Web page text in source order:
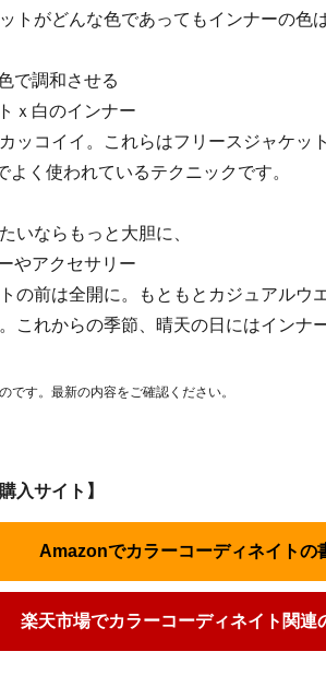
トがどんな色であってもインナーの色
で調和させる
ｘ白のインナー
ッコイイ。これらはフリースジャケッ
く使われているテクニックです。
いならもっと大胆に、
やアクセサリー
の前は全開に。もともとカジュアルウ
これからの季節、晴天の日にはインナ
す。最新の内容をご確認ください。
入サイト】
Amazonでカラーコーディネイトの
楽天市場でカラーコーディネイト関連